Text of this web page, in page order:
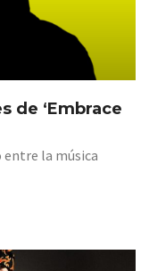
de ‘Embrace
entre la música